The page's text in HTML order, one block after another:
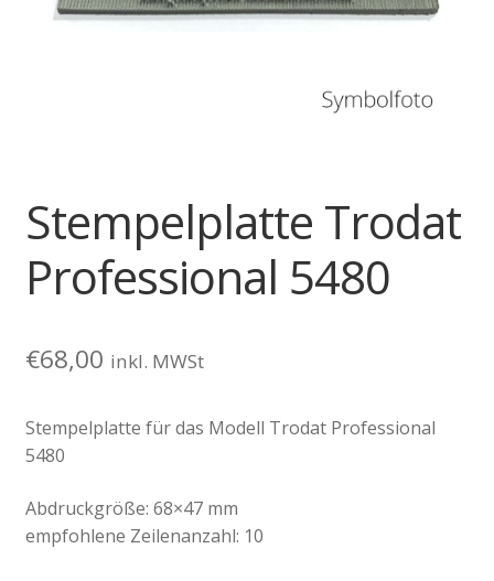
Stempelplatte Trodat
Professional 5480
€68,00 inkl. MWSt
Stempelplatte für das Modell Trodat Professional
5480
Abdruckgröße: 68×47 mm
empfohlene Zeilenanzahl: 10